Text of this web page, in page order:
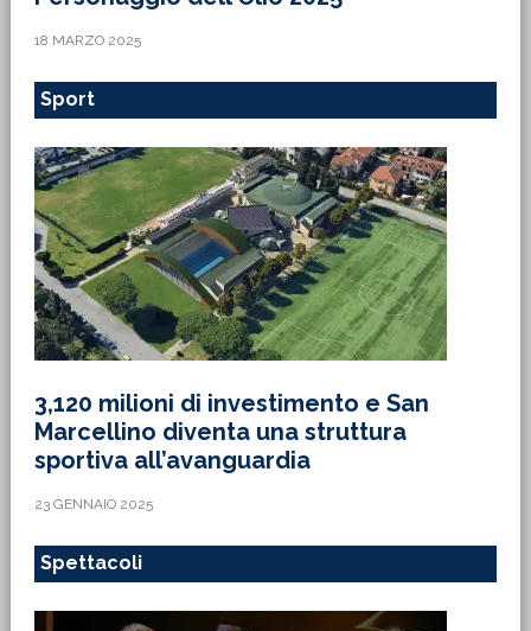
18 MARZO 2025
Sport
3,120 milioni di investimento e San
Marcellino diventa una struttura
sportiva all’avanguardia
23 GENNAIO 2025
Spettacoli